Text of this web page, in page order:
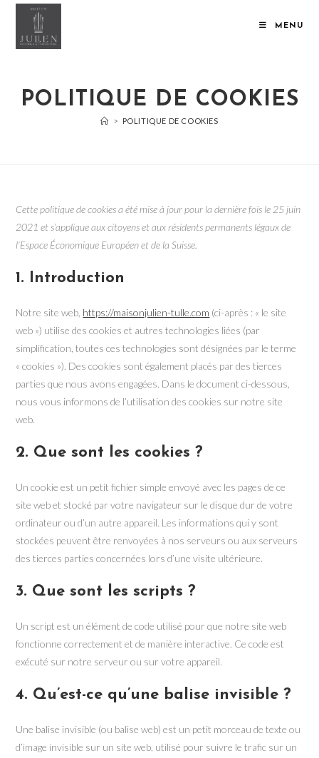
content
MENU
POLITIQUE DE COOKIES
> POLITIQUE DE COOKIES
Cette politique de cookies a été mise à jour pour la dernière fois le 25 juin
2021 et s’applique aux citoyens et aux résidents permanents légaux de
l’Espace Économique Européen et de la Suisse.
1. Introduction
Notre site web, https://maisonjulien-tulle.com (ci-après : « le site
web ») utilise des cookies et autres technologies liées (par
simplification, toutes ces technologies sont désignées par le terme
« cookies »). Des cookies sont également placés par des tierces
parties que nous avons engagées. Dans le document ci-dessous,
nous vous informons de l’utilisation des cookies sur notre site
web.
2. Que sont les cookies ?
Un cookie est un petit fichier simple envoyé avec les pages de ce
site web et stocké par votre navigateur sur le disque dur de votre
ordinateur ou d’un autre appareil. Les informations qui y sont
stockées peuvent être renvoyées à nos serveurs ou aux serveurs
des tierces parties concernées lors d’une visite ultérieure.
3. Que sont les scripts ?
Un script est un élément de code utilisé pour que notre site web
fonctionne correctement et de manière interactive. Ce code est
exécuté sur notre serveur ou sur votre appareil.
4. Qu’est-ce qu’une balise invisible ?
Une balise invisible (ou balise web) est un petit morceau de texte ou
d’image invisible sur un site web, utilisé pour suivre le trafic sur un